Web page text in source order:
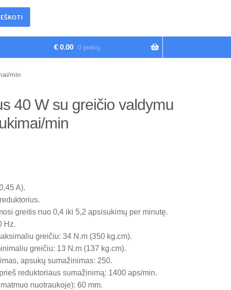
€0.00 0 prekių
min
40 W su greičio valdymu
min
A).
greitis nuo 0,4 iki 5,2 apsisukimų per minutę.
Hz.
greičiu: 34 N.m (350 kg.cm).
greičiu: 13 N.m (137 kg.cm).
apsukų sumažinimas: 250.
reduktoriaus sumažinimą: 1400 aps/min.
nuotraukoje): 60 mm.